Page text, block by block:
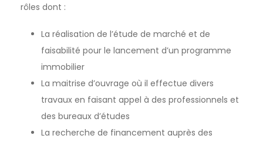
rôles dont :
La réalisation de l’étude de marché et de
faisabilité pour le lancement d’un programme
immobilier
La maitrise d’ouvrage où il effectue divers
travaux en faisant appel à des professionnels et
des bureaux d’études
La recherche de financement auprès des